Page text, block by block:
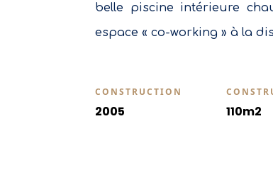
belle piscine intérieure
espace « co-working » à la
CONSTRUCTION
2005 110m2